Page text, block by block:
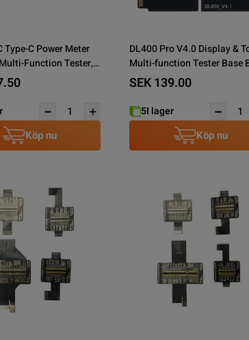
Type-C Power Meter
Function Tester,
Voltage Current
Analyzer
Köp nu
DL400 Pro V4.0 Display &
Multi-function Tester Base
SEK 139.00
5I lager
Köp nu